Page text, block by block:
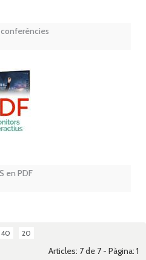
en PDF
40 20
Articles: 7 de 7 - Pàgina: 1